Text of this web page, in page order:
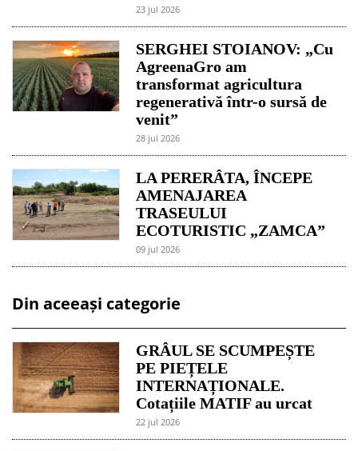
23 jul 2026
SERGHEI STOIANOV: „Cu
AgreenaGro am
transformat agricultura
regenerativă într-o sursă de
venit”
28 jul 2026
LA PERERÂTA, ÎNCEPE
AMENAJAREA
TRASEULUI
ECOTURISTIC „ZAMCA”
09 jul 2026
Din aceeași categorie
GRÂUL SE SCUMPEȘTE
PE PIEȚELE
INTERNAȚIONALE.
Cotațiile MATIF au urcat
22 jul 2026